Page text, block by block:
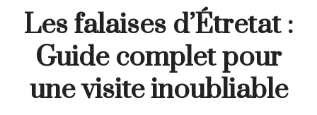
Les falaises d’Étretat :
Guide complet pour
une visite inoubliable